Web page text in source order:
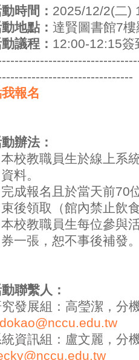
時間： 2025/12/2(二)
地點： 達賢圖書館7
議程： 12:00-12:15簽
報名
辦法：
本校教職員生於線上系
資料。
完成報名且於當天前70
束後領取（館內禁止飲
本校教職員生每位參與
券一張，恕不事後補發
聯繫人：
發展組：高瑩潔，分
統資訊組：盧文麗，分